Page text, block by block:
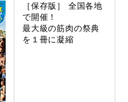
［保存版］ 全国各地
で開催！
最大級の筋肉の祭典
を１冊に凝縮